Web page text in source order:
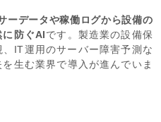
ーデータや稼働ログから設備の
防ぐAIです。製造業の設備保
IT運用のサーバー障害予測な
生む業界で導入が進んでいま